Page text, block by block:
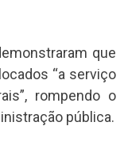
que
“a serviço
rompendo o
pública.